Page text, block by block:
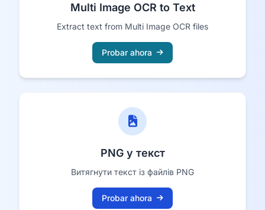
Multi Image OCR to Text
Extract text from Multi Image OCR files
Probar ahora
PNG у текст
Витягнути текст із файлів PNG
Probar ahora